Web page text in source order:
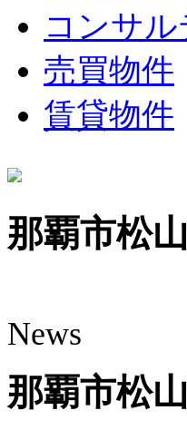
コンサ
売買物件
賃貸物件
那覇市松
News
那覇市松